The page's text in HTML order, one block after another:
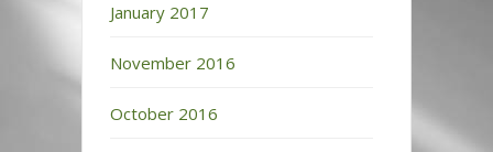
January 2017
November 2016
October 2016